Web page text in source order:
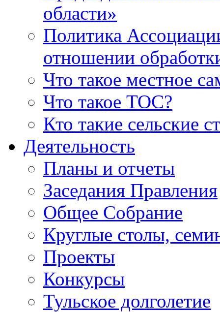
области»
Политика
отношении
Что такое местное
Что такое ТОС?
Кто такие сельские
Деятельность
Планы и отчеты
Заседания Правления
Общее Собрание
Круглые столы,
Проекты
Конкурсы
Тульское долголетие